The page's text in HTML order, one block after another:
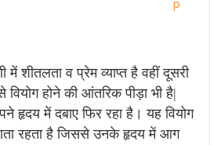
शीतलता व प्रेम व्याप्त है वहीं दूसरी
होने की आंतरिक पीड़ा भी है|
हृदय में दबाए फिर रहा है। यह वियोग
रहता है जिससे उनके हृदय में आग